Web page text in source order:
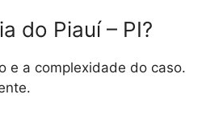
do Piauí – PI?
e a complexidade do caso.